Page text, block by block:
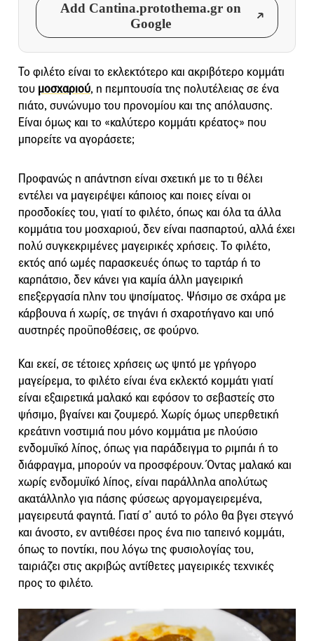
Add Cantina.protothema.gr on
Google
Το φιλέτο είναι το εκλεκτότερο και ακριβότερο κομμάτι
του μοσχαριού, η πεμπτουσία της πολυτέλειας σε ένα
πιάτο, συνώνυμο του προνομίου και της απόλαυσης.
Είναι όμως και το «καλύτερο κομμάτι κρέατος» που
μπορείτε να αγοράσετε;
Προφανώς η απάντηση είναι σχετική με το τι θέλει
εντέλει να μαγειρέψει κάποιος και ποιες είναι οι
προσδοκίες του, γιατί το φιλέτο, όπως και όλα τα άλλα
κομμάτια του μοσχαριού, δεν είναι πασπαρτού, αλλά έχει
πολύ συγκεκριμένες μαγειρικές χρήσεις. Το φιλέτο,
εκτός από ωμές παρασκευές όπως το ταρτάρ ή το
καρπάτσιο, δεν κάνει για καμία άλλη μαγειρική
επεξεργασία πλην του ψησίματος. Ψήσιμο σε σχάρα με
κάρβουνα ή χωρίς, σε τηγάνι ή σχαροτήγανο και υπό
αυστηρές προϋποθέσεις, σε φούρνο.
Και εκεί, σε τέτοιες χρήσεις ως ψητό με γρήγορο
μαγείρεμα, το φιλέτο είναι ένα εκλεκτό κομμάτι γιατί
είναι εξαιρετικά μαλακό και εφόσον το σεβαστείς στο
ψήσιμο, βγαίνει και ζουμερό. Χωρίς όμως υπερθετική
κρεάτινη νοστιμιά που μόνο κομμάτια με πλούσιο
ενδομυϊκό λίπος, όπως για παράδειγμα το ριμπάι ή το
διάφραγμα, μπορούν να προσφέρουν. Όντας μαλακό και
χωρίς ενδομυϊκό λίπος, είναι παράλληλα απολύτως
ακατάλληλο για πάσης φύσεως αργομαγειρεμένα,
μαγειρευτά φαγητά. Γιατί σ’ αυτό το ρόλο θα βγει στεγνό
και άνοστο, εν αντιθέσει προς ένα πιο ταπεινό κομμάτι,
όπως το ποντίκι, που λόγω της φυσιολογίας του,
ταιριάζει στις ακριβώς αντίθετες μαγειρικές τεχνικές
προς το φιλέτο.